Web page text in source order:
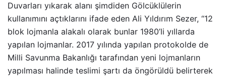
Duvarları yıkarak alanı şimdiden Gölcüklülerin
kullanımını açtıklarını ifade eden Ali Yıldırım Sezer, “12
blok lojmanla alakalı olarak bunlar 1980’li yıllarda
yapılan lojmanlar. 2017 yılında yapılan protokolde de
Milli Savunma Bakanlığı tarafından yeni lojmanların
yapılması halinde teslimi şartı da öngörüldü belirterek